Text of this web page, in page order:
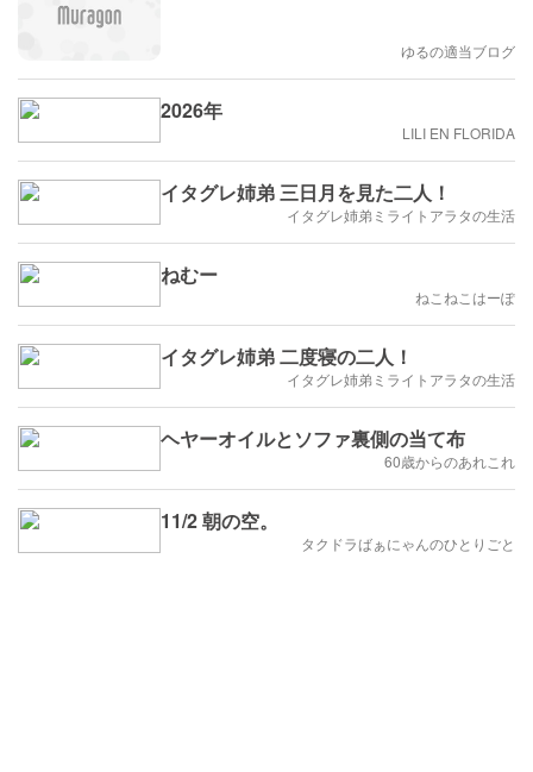
ゆるの適当ブログ
2026年
LILI EN FLORIDA
イタグレ姉弟 三日月を見た二人！
イタグレ姉弟ミライトアラタの生活
ねむー
ねこねこはーぽ
イタグレ姉弟 二度寝の二人！
イタグレ姉弟ミライトアラタの生活
ヘヤーオイルとソファ裏側の当て布
60歳からのあれこれ
11/2 朝の空。
タクドラばぁにゃんのひとりごと